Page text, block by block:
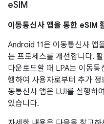
eSIM
이동통신사 앱을 통한 eSIM
Android 11은 이동통신사 앱
는 프로세스를 개선합니다.
다운로드할 때 LPA는 이동
행하여 사용자로부터 추가 정
동통신사 앱은 LUI를 실행하
있습니다.